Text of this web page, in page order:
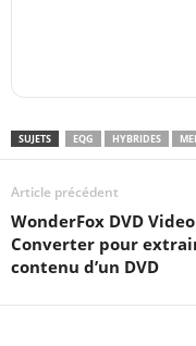
SUJETS EQG HYBRIDES
Article précédent
WonderFox DVD Video
Converter pour
contenu d’un DVD